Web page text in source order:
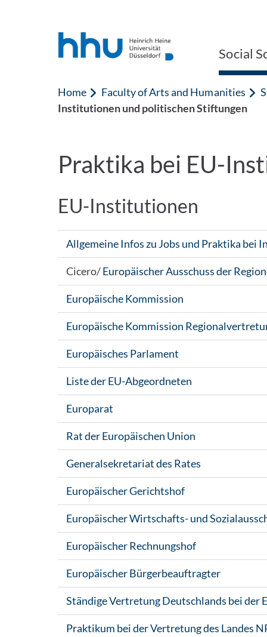
Social
Home Faculty of Arts and Humanities
Institutionen und politischen Stiftungen
Praktika bei EU-
EU-Institutionen
Allgemeine Infos zu Jobs und Praktika bei
Cicero/Europäischer Ausschuss der
Europäische Kommission
Europäische Kommission
Europäisches Parlament
Liste der EU-Abgeordneten
Europarat
Rat der Europäischen Union
Generalsekretariat des Rates
Europäischer Gerichtshof
Europäischer Wirtschafts- und
Europäischer Rechnungshof
Europäischer Bürgerbeauftragter
Ständige Vertretung Deutschlands bei der
Praktikum bei der Vertretung des Landes